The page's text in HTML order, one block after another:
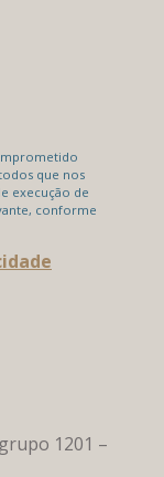
que nos
execução de
conforme
1201 –